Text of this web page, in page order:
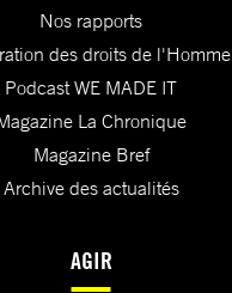
Nos rapports
des droits de l'Homme
Podcast WE MADE IT
La Chronique
Magazine Bref
Archive des actualités
AGIR